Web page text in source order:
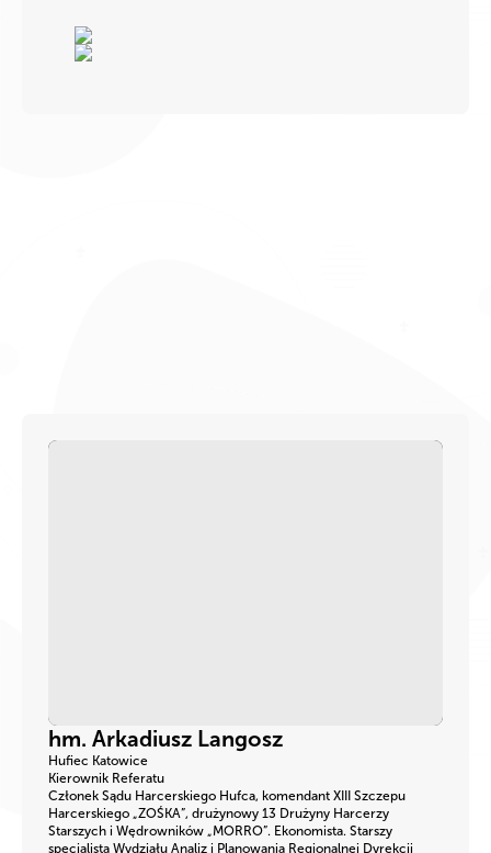
hm. Arkadiusz Langosz
Hufiec Katowice
Kierownik Referatu
Członek Sądu Harcerskiego Hufca, komendant XIII Szczepu
Harcerskiego „ZOŚKA”, drużynowy 13 Drużyny Harcerzy
Starszych i Wędrowników „MORRO”. Ekonomista. Starszy
specjalista Wydziału Analiz i Planowania Regionalnej Dyrekcji